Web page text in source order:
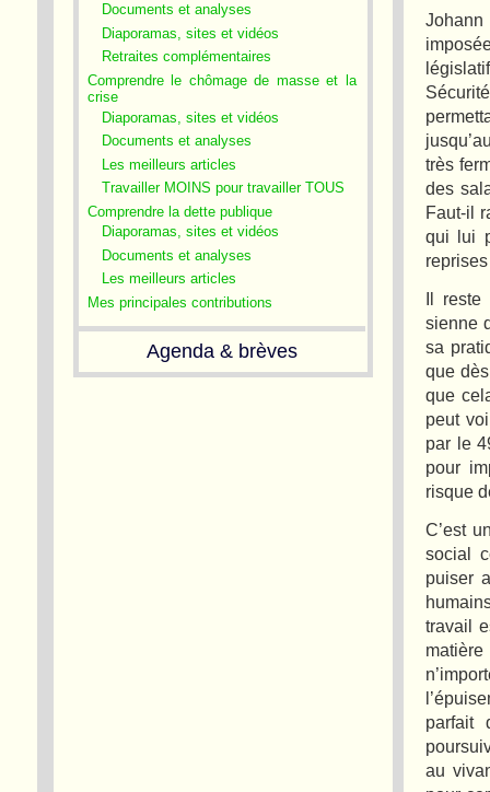
Documents et analyses
Diaporamas, sites et vidéos
Retraites complémentaires
Comprendre le chômage de masse et la
crise
Diaporamas, sites et vidéos
Documents et analyses
Les meilleurs articles
Travailler MOINS pour travailler TOUS
Comprendre la dette publique
Diaporamas, sites et vidéos
Documents et analyses
Les meilleurs articles
Mes principales contributions
Agenda & brèves
très
des
Faut-il
qui lui
Il reste
sienne
sa
que
que
peut
par le
pour
risque
C’est
social
puiser
travail
parfait
au